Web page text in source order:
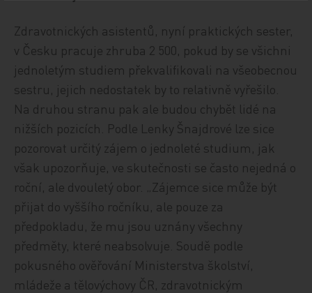
Zdravotnických asistentů, nyní praktických sester,
v Česku pracuje zhruba 2 500, pokud by se všichni
jednoletým studiem překvalifikovali na všeobecnou
sestru, jejich nedostatek by to relativně vyřešilo.
Na druhou stranu pak ale budou chybět lidé na
nižších pozicích. Podle Lenky Šnajdrové lze sice
pozorovat určitý zájem o jednoleté studium, jak
však upozorňuje, ve skutečnosti se často nejedná o
roční, ale dvouletý obor. „Zájemce sice může být
přijat do vyššího ročníku, ale pouze za
předpokladu, že mu jsou uznány všechny
předměty, které neabsolvuje. Soudě podle
pokusného ověřování Ministerstva školství,
mládeže a tělovýchovy ČR, zdravotnickým